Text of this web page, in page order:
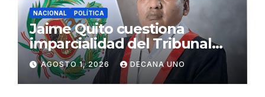
NACIONAL POLÍTICA
Jaime Quito cuestiona
imparcialidad del Tribunal
Constitucional tras liberación
de Ollanta Humala
AGOSTO 1, 2026 DECANA UNO